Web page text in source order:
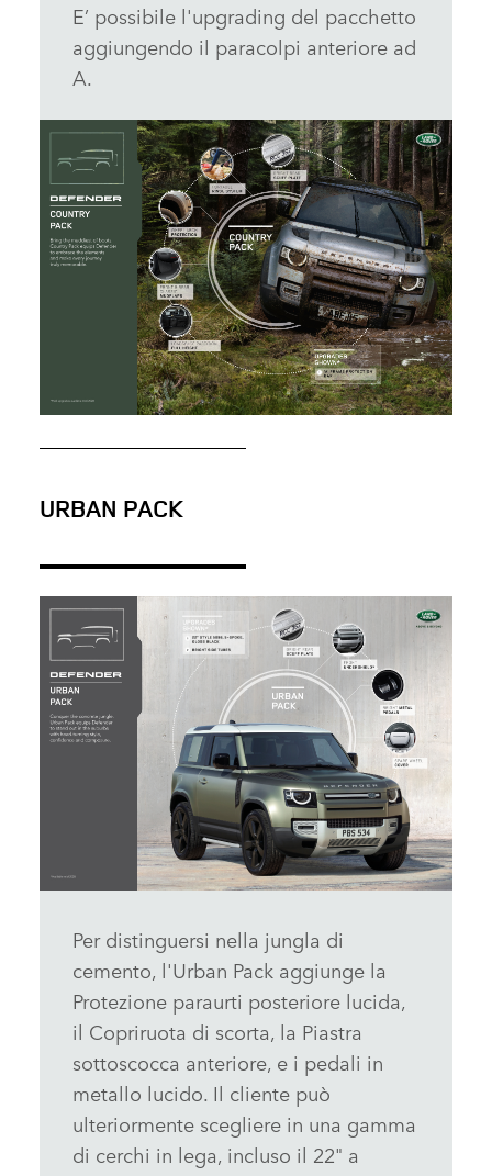
E’ possibile l'upgrading del pacchetto
aggiungendo il paracolpi anteriore ad
A.
INFOGRAFICHE: LA NUOVA LAND
URBAN PACK
INFOGRAFICHE: LA NUOVA LAND ROVER DEFENDER
SCARICARE
Per distinguersi nella jungla di
cemento, l'Urban Pack aggiunge la
Protezione paraurti posteriore lucida,
il Copriruota di scorta, la Piastra
sottoscocca anteriore, e i pedali in
metallo lucido. Il cliente può
ulteriormente scegliere in una gamma
di cerchi in lega, incluso il 22" a